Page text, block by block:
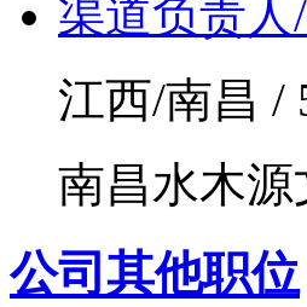
渠道负责
江西/南昌 /
南昌水木
公司其他职位